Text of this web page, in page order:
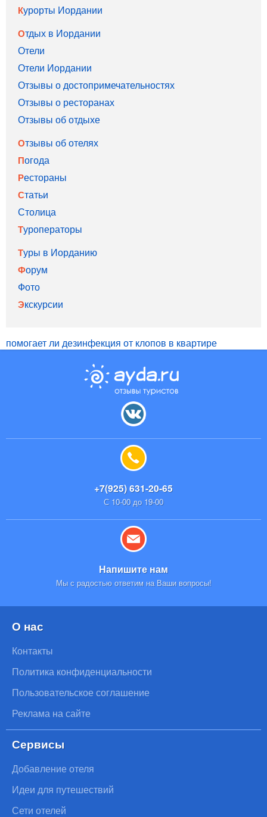
Курорты Иордании
Отдых в Иордании
Отели
Отели Иордании
Отзывы о достопримечательностях
Отзывы о ресторанах
Отзывы об отдыхе
Отзывы об отелях
Погода
Рестораны
Статьи
Столица
Туроператоры
Туры в Иорданию
Форум
Фото
Экскурсии
помогает ли дезинфекция от клопов в квартире
+7(925) 631-20-65
С 10-00 до 19-00
Напишите нам
Мы с радостью ответим на Ваши вопросы!
О нас
Контакты
Политика конфиденциальности
Пользовательское соглашение
Реклама на сайте
Сервисы
Добавление отеля
Идеи для путешествий
Сети отелей